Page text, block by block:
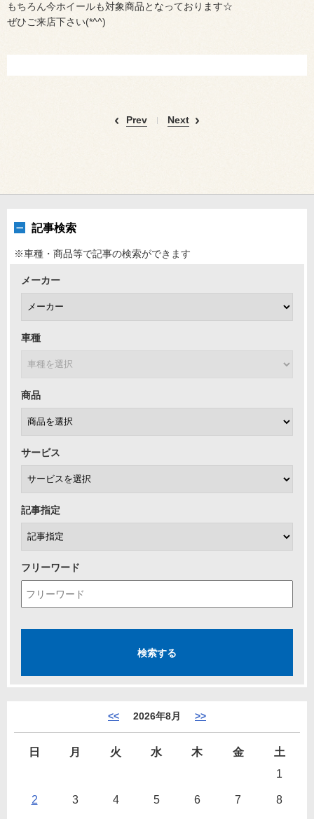
もちろん今ホイールも対象商品となっております☆
ぜひご来店下さい(*^^)
Prev Next
記事検索
※車種・商品等で記事の検索ができます
メーカー
車種
商品
サービス
記事指定
フリーワード
<< 2026年8月 >>
日 月 火 水 木 金
土
1
2 3 4 5 6 7 8